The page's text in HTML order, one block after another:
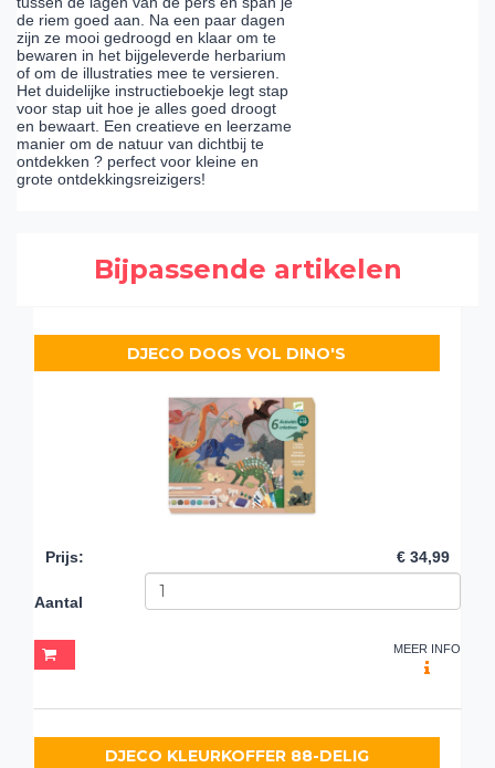
de riem goed aan. Na een paar dagen
zijn ze mooi gedroogd en klaar om te
bewaren in het bijgeleverde herbarium
of om de illustraties mee te versieren.
Het duidelijke instructieboekje legt stap
voor stap uit hoe je alles goed droogt
en bewaart. Een creatieve en leerzame
manier om de natuur van dichtbij te
ontdekken ? perfect voor kleine en
grote ontdekkingsreizigers!
Bijpassende artikelen
DJECO DOOS VOL DINO'S
Prijs: € 34,99
Aantal
MEER INFO
DJECO KLEURKOFFER 88-DELIG